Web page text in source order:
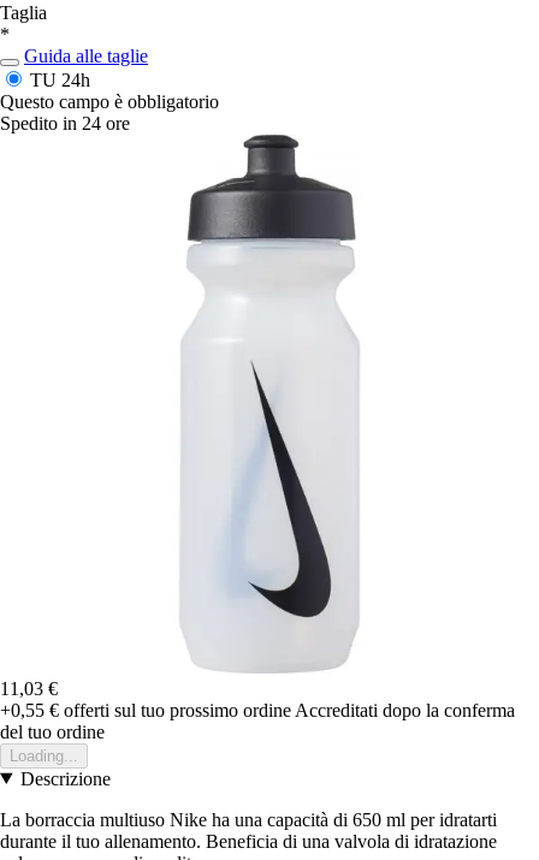
Taglia
*
Guida alle taglie
TU 24h
Questo campo è obbligatorio
Spedito in 24 ore
11,03 €
+0,55 € offerti sul tuo prossimo ordine Accreditati dopo la conferma
del tuo ordine
Loading...
Descrizione
La borraccia multiuso Nike ha una capacità di 650 ml per idratarti
durante il tuo allenamento. Beneficia di una valvola di idratazione